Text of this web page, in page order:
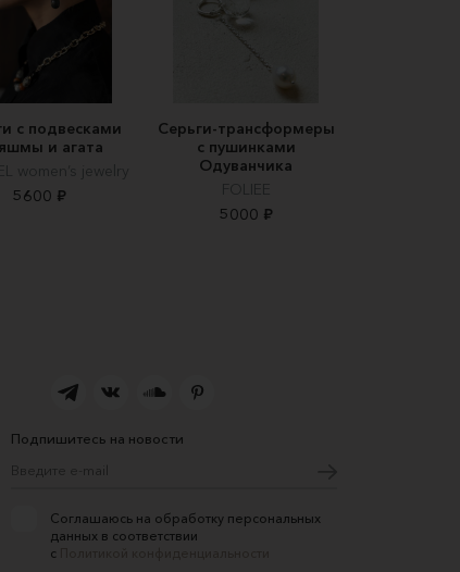
с подвесками
и агата
women’s jewelry
5600 ₽
Серьги-трансформеры
с пушинками
Одуванчика
FOLIEE
5000 ₽
Подпишитесь на новости
Соглашаюсь на обработку персональных
данных в соответствии
с